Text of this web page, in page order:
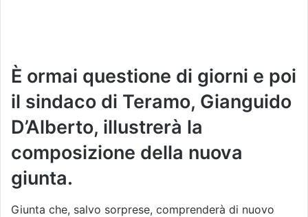
È ormai questione di giorni e poi
il sindaco di Teramo, Gianguido
D’Alberto, illustrerà la
composizione della nuova
giunta.
Giunta che, salvo sorprese, comprenderà di nuovo